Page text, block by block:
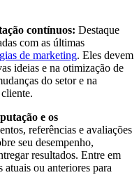
contínuos: Destaque
com as últimas
de marketing. Eles devem
ideias e na otimização de
do setor e na
e os
referências e avaliações
seu desempenho,
resultados. Entre em
ou anteriores para